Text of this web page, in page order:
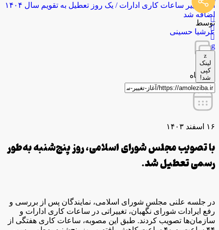
لینک
کپی
شد!
آغاز تغییر ساعات کاری ادارات / یک روز تعطیل به تقویم سال ۱۴۰۴
اضافه شد
توسط
عرشیا حسینی
۱۶ اسفند ۱۴۰۳
با تصویب مجلس شورای اسلامی، روز پنج‌شنبه به‌طور
رسمی تعطیل شد.
در جلسه علنی مجلس شورای اسلامی، نمایندگان پس از بررسی و
رفع ایرادات شورای نگهبان، تغییراتی در ساعات کاری ادارات و
سازمان‌ها تصویب کردند. طبق این مصوبه، ساعات کاری هفتگی از